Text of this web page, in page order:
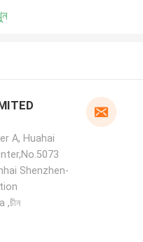
A, Huahai
Shenzhen-
,চীন